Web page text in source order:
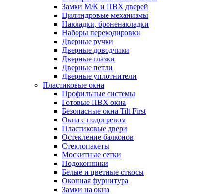
Замки М/К и ПВХ дверей
Цилиндровые механизмы
Накладки, броненакладки
Наборы перекодировки
Дверные ручки
Дверные доводчики
Дверные глазки
Дверные петли
Дверные уплотнители
Пластиковые окна
Профильные системы
Готовые ПВХ окна
Безопасные окна Tilt First
Окна с подогревом
Пластиковые двери
Остекление балконов
Стеклопакеты
Москитные сетки
Подоконники
Белые и цветные откосы
Оконная фурнитура
Замки на окна